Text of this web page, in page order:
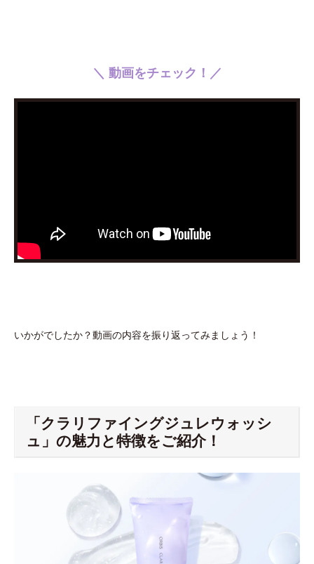
＼ 動画をチェック！／
いかがでしたか？動画の内容を振り返ってみましょう！
「クラリファイングジュレウォッシ
ュ」の魅力と特徴をご紹介！